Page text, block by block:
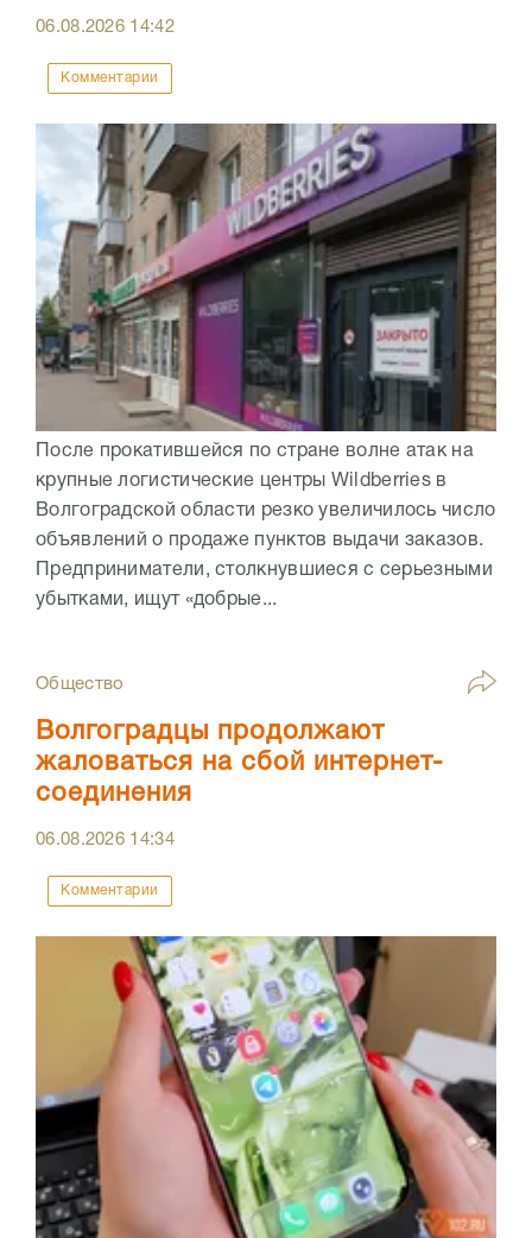
06.08.2026 14:42
Комментарии
После прокатившейся по стране волне атак на
крупные логистические центры Wildberries в
Волгоградской области резко увеличилось число
объявлений о продаже пунктов выдачи заказов.
Предприниматели, столкнувшиеся с серьезными
убытками, ищут «добрые...
Общество
Волгоградцы продолжают
жаловаться на сбой интернет-
соединения
06.08.2026 14:34
Комментарии